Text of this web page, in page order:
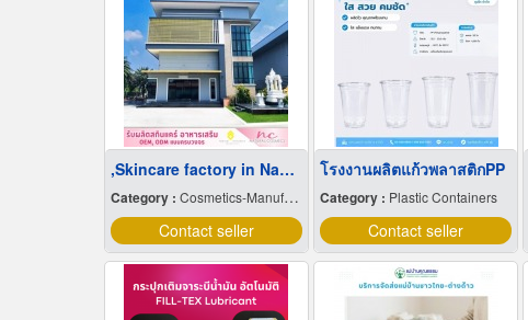
,Skincare factory in Nakhon Pathom
Category : Cosmetics-Manufacturers Service
Contact seller
โรงงานผลิตแก้วพลาสติกPP
Category : Plastic Containers
Contact seller